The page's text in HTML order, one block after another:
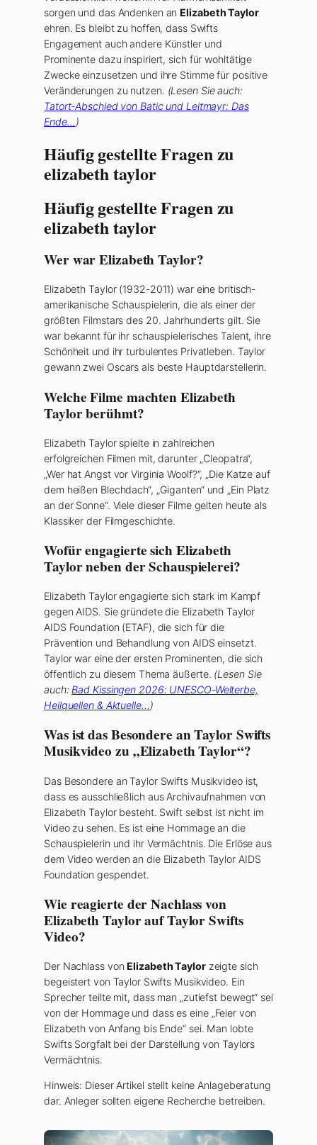
sorgen und das Andenken an Elizabeth Taylor
ehren. Es bleibt zu hoffen, dass Swifts
Engagement auch andere Künstler und
Prominente dazu inspiriert, sich für wohltätige
Zwecke einzusetzen und ihre Stimme für positive
Veränderungen zu nutzen. (Lesen Sie auch:
Tatort-Abschied von Batic und Leitmayr: Das
Ende…)
Häufig gestellte Fragen zu
elizabeth taylor
Häufig gestellte Fragen zu
elizabeth taylor
Wer war Elizabeth Taylor?
Elizabeth Taylor (1932-2011) war eine britisch-
amerikanische Schauspielerin, die als einer der
größten Filmstars des 20. Jahrhunderts gilt. Sie
war bekannt für ihr schauspielerisches Talent, ihre
Schönheit und ihr turbulentes Privatleben. Taylor
gewann zwei Oscars als beste Hauptdarstellerin.
Welche Filme machten Elizabeth
Taylor berühmt?
Elizabeth Taylor spielte in zahlreichen
erfolgreichen Filmen mit, darunter „Cleopatra“,
„Wer hat Angst vor Virginia Woolf?“, „Die Katze auf
dem heißen Blechdach“, „Giganten“ und „Ein Platz
an der Sonne“. Viele dieser Filme gelten heute als
Klassiker der Filmgeschichte.
Wofür engagierte sich Elizabeth
Taylor neben der Schauspielerei?
Elizabeth Taylor engagierte sich stark im Kampf
gegen AIDS. Sie gründete die Elizabeth Taylor
AIDS Foundation (ETAF), die sich für die
Prävention und Behandlung von AIDS einsetzt.
Taylor war eine der ersten Prominenten, die sich
öffentlich zu diesem Thema äußerte. (Lesen Sie
auch: Bad Kissingen 2026: UNESCO-Welterbe,
Heilquellen & Aktuelle…)
Was ist das Besondere an Taylor Swifts
Musikvideo zu „Elizabeth Taylor“?
Das Besondere an Taylor Swifts Musikvideo ist,
dass es ausschließlich aus Archivaufnahmen von
Elizabeth Taylor besteht. Swift selbst ist nicht im
Video zu sehen. Es ist eine Hommage an die
Schauspielerin und ihr Vermächtnis. Die Erlöse aus
dem Video werden an die Elizabeth Taylor AIDS
Foundation gespendet.
Wie reagierte der Nachlass von
Elizabeth Taylor auf Taylor Swifts
Video?
Der Nachlass vonElizabeth Taylorzeigte sich
begeistert von Taylor Swifts Musikvideo. Ein
Sprecher teilte mit, dass man „zutiefst bewegt“ sei
von der Hommage und dass es eine „Feier von
Elizabeth von Anfang bis Ende“ sei. Man lobte
Swifts Sorgfalt bei der Darstellung von Taylors
Vermächtnis.
Hinweis: Dieser Artikel stellt keine Anlageberatung
dar. Anleger sollten eigene Recherche betreiben.